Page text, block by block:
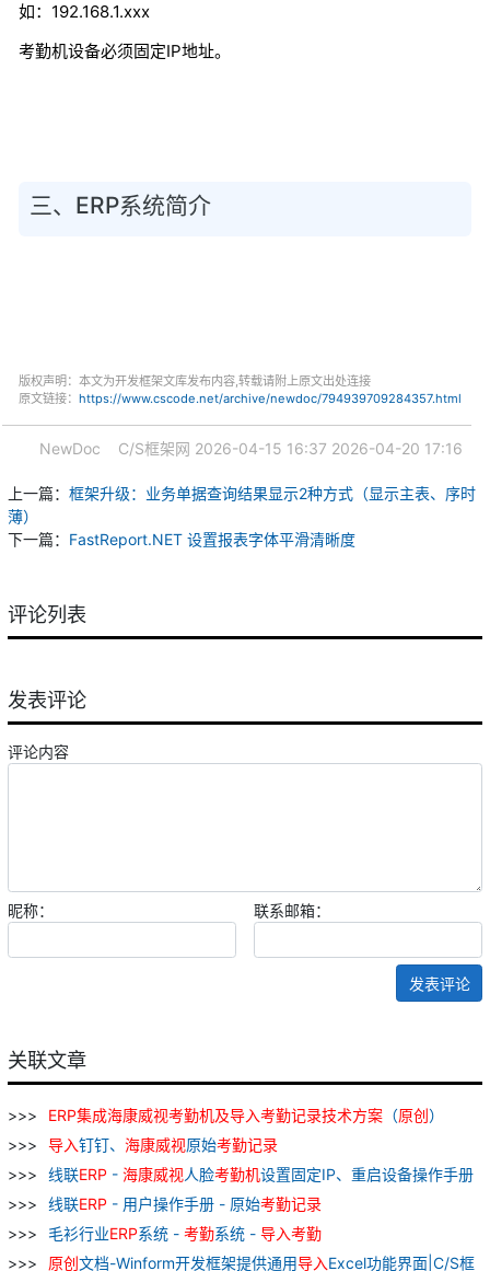
如：192.168.1.xxx
考勤机设备必须固定IP地址。
三、ERP系统简介
版权声明：本文为开发框架文库发布内容,转载请附上原文出处连接
原文链接： https://www.cscode.net/archive/newdoc/794939709284357.html
NewDoc C/S框架网 2026-04-15 16:37 2026-04-20 17:16
上一篇： 框架升级：业务单据查询结果显示2种方式（显示主表、序时
薄）
下一篇： FastReport.NET 设置报表字体平滑清晰度
评论列表
发表评论
评论内容
昵称： 联系邮箱：
发表评论
关联文章
ERP集成海康威视考勤机及导入考勤记录技术方案 （原创）
导入钉钉、 海康威视原始考勤记录
线联ERP - 海康威视人脸考勤机设置固定IP、重启设备操作手册
线联ERP - 用户操作手册 - 原始考勤记录
毛衫行业ERP系统 - 考勤系统 - 导入考勤
原创文档-Winform开发框架提供通用导入Excel功能界面|C/S框